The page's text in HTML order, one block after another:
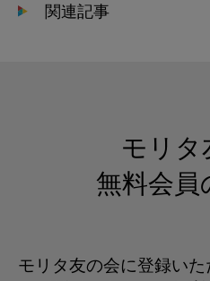
関連記事
モリタ
無料会員
モリタ友の会に登録いた